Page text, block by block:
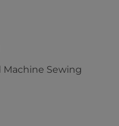
Machine Sewing